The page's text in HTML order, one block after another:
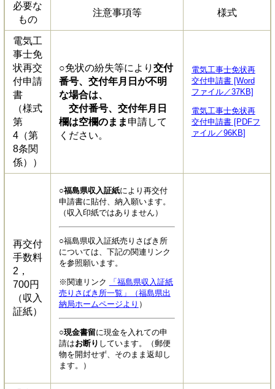
必要な
もの
注意事項等 様式
電気工
事士免
状再交
付申請
書
（様式
第
4（第
8条関
係））
○免状の紛失等により 交付
番号、交付年月日が不明
な場合は、
交付番号、交付年月日
欄は空欄のまま 申請して
ください。
電気工事士免状再
交付申請書 [Word
ファイル／37KB]
電気工事士免状再
交付申請書 [PDFフ
ァイル／96KB]
再交付
手数料
2，
700円
（収入
証紙）
○福島県収入証紙により再交付
申請書に貼付、納入願います。
（収入印紙ではありません）
○福島県収入証紙売りさばき所
については、下記の関連リンク
を参照願います。
※関連リンク
「福島県収入証紙
売りさばき所一覧」（福島県出
納局ホームページより ）
○現金書留に現金を入れての申
請はお断り しています。（郵便
物を開封せず、そのまま返却し
ます。）